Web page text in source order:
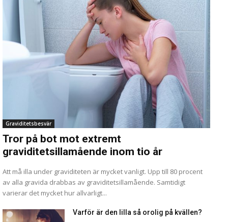
Graviditetsbesvär
Tror på bot mot extremt
graviditetsillamående inom tio år
Att må illa under graviditeten är mycket vanligt. Upp till 80 procent
av alla gravida drabbas av graviditetsillamående. Samtidigt
varierar det mycket hur allvarligt...
Varför är den lilla så orolig på kvällen?